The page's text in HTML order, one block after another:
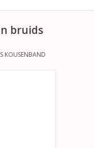
bruids
KOUSENBAND